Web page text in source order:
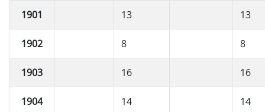
1901 13 13
1902 8 8
1903 16 16
1904 14 14